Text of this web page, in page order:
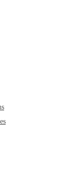
botecos famosos,
uns petiscos
aproveitar tudo que